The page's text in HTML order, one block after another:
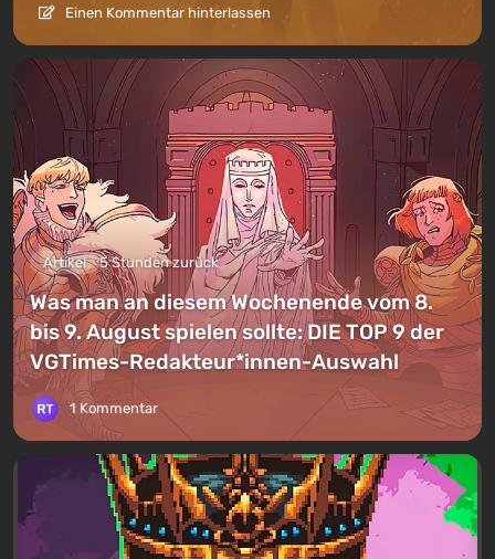
Einen Kommentar hinterlassen
Artikel 5 Stunden zurück
Was man an diesem Wochenende vom 8.
bis 9. August spielen sollte: DIE TOP 9 der
VGTimes-Redakteur*innen-Auswahl
1 Kommentar